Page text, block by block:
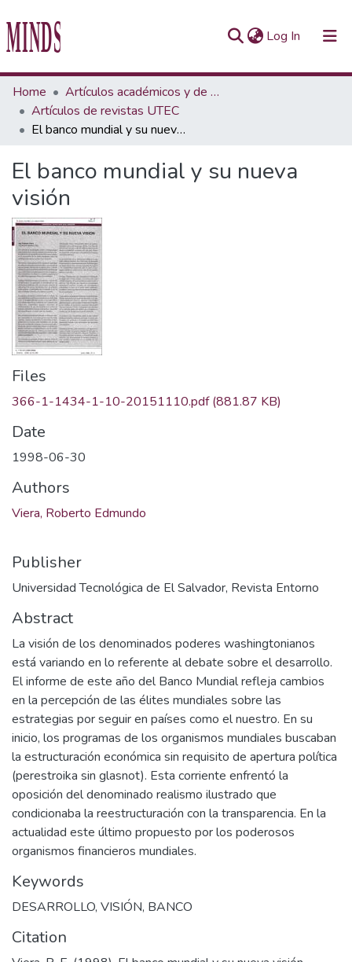
Log In (current)
Communities & Collections
All of Repository UTEC
Home
Artículos académicos y de opinión
Artículos de revistas UTEC
El banco mundial y su nueva visión
El banco mundial y su nueva
visión
Files
366-1-1434-1-10-20151110.pdf(881.87 KB)
Date
1998-06-30
Authors
Viera, Roberto Edmundo
Publisher
Universidad Tecnológica de El Salvador, Revista Entorno
Abstract
La visión de los denominados poderes washingtonianos
está variando en lo referente al debate sobre el desarrollo.
El informe de este año del Banco Mundial refleja cambios
en la percepción de las élites mundiales sobre las
estrategias por seguir en países como el nuestro. En su
inicio, los programas de los organismos mundiales buscaban
la estructuración económica sin requisito de apertura política
(perestroika sin glasnot). Esta corriente enfrentó la
oposición del denominado realismo ilustrado que
condicionaba la reestructuración con la transparencia. En la
actualidad este último propuesto por los poderosos
organismos financieros mundiales.
Keywords
DESARROLLO, VISIÓN, BANCO
Citation